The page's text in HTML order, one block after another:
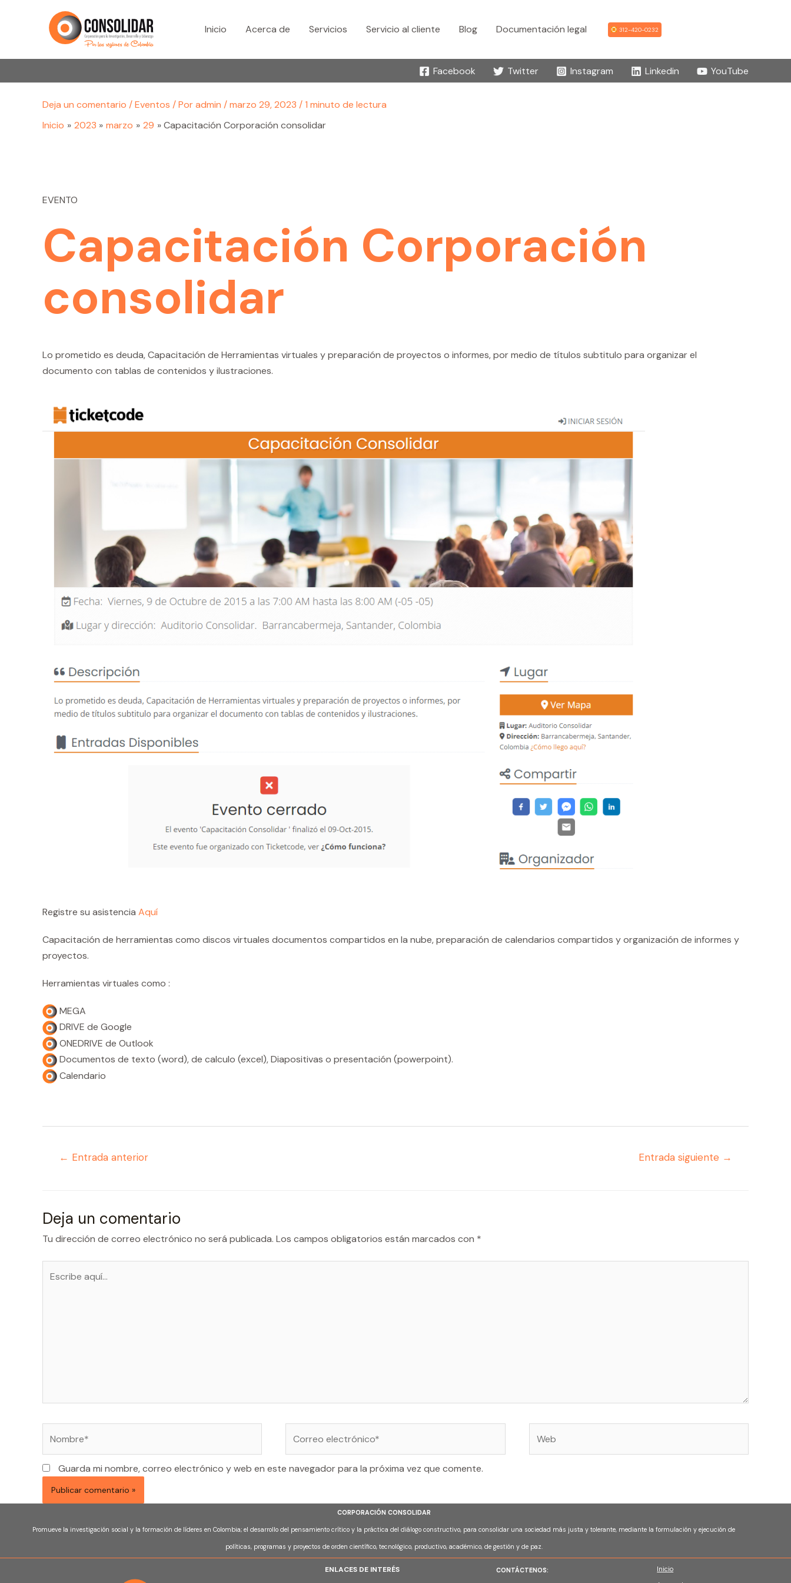
Inicio Acerca de Servicios Servicio al cliente Blog Documentación legal 312-420-0232
Facebook Twitter Instagram Linkedin YouTube
Deja un comentario /Eventos / Poradmin /marzo 29, 2023 /1 minuto de lectura
Inicio
2023 marzo 29 Capacitación Corporación consolidar
EVENTO
Capacitación Corporación
consolidar
Lo prometido es deuda, Capacitación de Herramientas virtuales y preparación de proyectos o informes, por medio de títulos subtitulo para organizar el
documento con tablas de contenidos y ilustraciones.
Registre su asistencia Aquí
Capacitación de herramientas como discos virtuales documentos compartidos en la nube, preparación de calendarios compartidos y organización de informes y
proyectos.
Herramientas virtuales como :
MEGA
DRIVE de Google
ONEDRIVE de Outlook
Documentos de texto (word), de calculo (excel), Diapositivas o presentación (powerpoint).
Calendario
Navegación
← Entrada anterior Entrada siguiente →
Deja un comentario
Tu dirección de correo electrónico no será publicada. Los campos obligatorios están marcados con *
Guarda mi nombre, correo electrónico y web en este navegador para la próxima vez que comente.
CORPORACIÓN CONSOLIDAR
Promueve la investigación social y la formación de líderes en Colombia; el desarrollo del pensamiento crítico y la práctica del diálogo constructivo, para consolidar una sociedad más justa y tolerante, mediante la formulación y ejecución de
políticas, programas y proyectos de orden científico, tecnológico, productivo, académico, de gestión y de paz.
ENLACES DE INTERÉS
CONTÁCTENOS:
Inicio